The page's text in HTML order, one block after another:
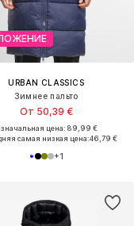
URBAN CLASSICS
Зимнее пальто
От 50,39 €
цена: 89,99 €
самая низкая цена:46,79 €
+1